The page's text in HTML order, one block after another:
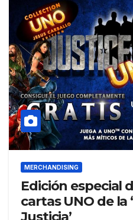
MERCHANDISING
Edición especial
cartas UNO de la
Justicia’